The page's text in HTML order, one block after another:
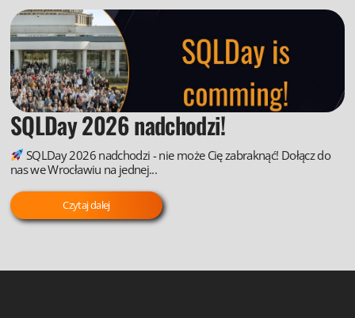
SQLDay 2026 nadchodzi!
SQLDay 2026 nadchodzi - nie może Cię zabraknąć! Dołącz do
nas we Wrocławiu na jednej...
Czytaj dalej